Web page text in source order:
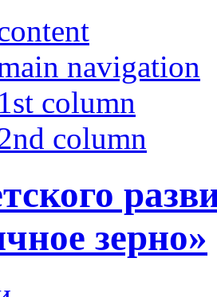
navigation
column
column
зерно»